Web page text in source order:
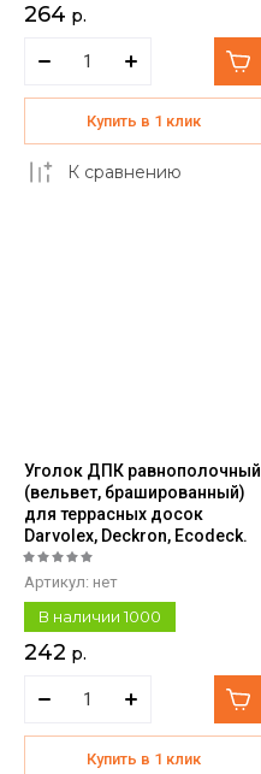
264 р.
Купить в 1 клик
К сравнению
Уголок ДПК равнополочный
(вельвет, брашированный)
для террасных досок
Darvolex, Deckron, Ecodeck.
Артикул: нет
В наличии1000
242 р.
Купить в 1 клик